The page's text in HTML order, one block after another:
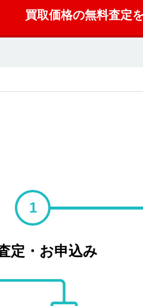
買取価格の無料査定
1
定・お申込み